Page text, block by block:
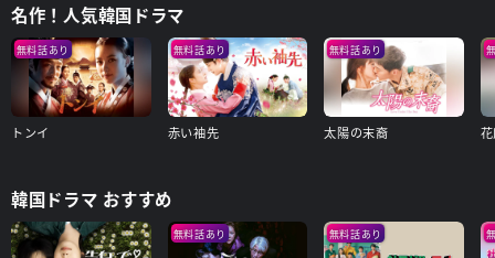
名作！人気韓国ドラマ
無料話あり
トンイ
無料話あり
赤い袖先
無料話あり
太陽の末裔
韓国ドラマ おすすめ
無料話あり 無料話あり